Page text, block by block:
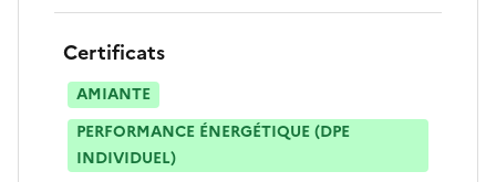
Certificats
AMIANTE
PERFORMANCE ÉNERGÉTIQUE (DPE
INDIVIDUEL)